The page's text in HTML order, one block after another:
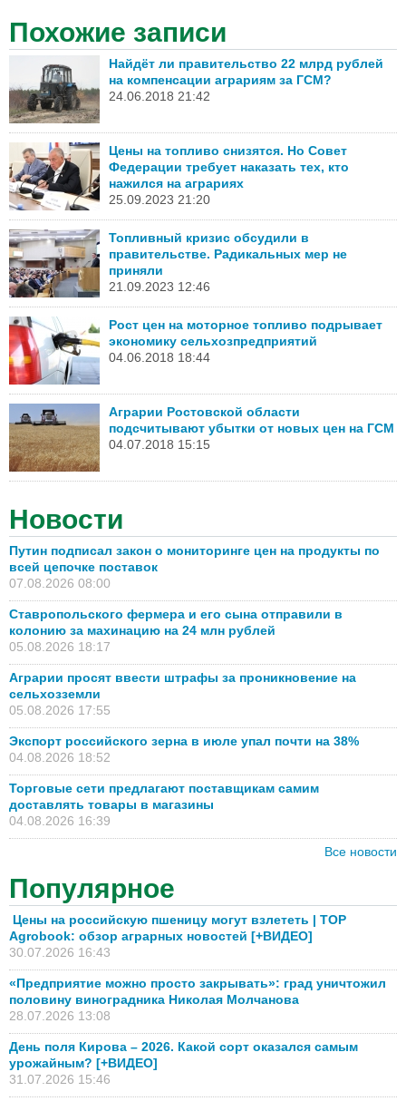
Похожие записи
Найдёт ли правительство 22 млрд рублей
на компенсации аграриям за ГСМ?
24.06.2018 21:42
Цены на топливо снизятся. Но Совет
Федерации требует наказать тех, кто
нажился на аграриях
25.09.2023 21:20
Топливный кризис обсудили в
правительстве. Радикальных мер не
приняли
21.09.2023 12:46
Рост цен на моторное топливо подрывает
экономику сельхозпредприятий
04.06.2018 18:44
Аграрии Ростовской области
подсчитывают убытки от новых цен на ГСМ
04.07.2018 15:15
Новости
Путин подписал закон о мониторинге цен на продукты по
всей цепочке поставок
07.08.2026 08:00
Ставропольского фермера и его сына отправили в
колонию за махинацию на 24 млн рублей
05.08.2026 18:17
Аграрии просят ввести штрафы за проникновение на
сельхозземли
05.08.2026 17:55
Экспорт российского зерна в июле упал почти на 38%
04.08.2026 18:52
Торговые сети предлагают поставщикам самим
доставлять товары в магазины
04.08.2026 16:39
Все новости
Популярное
Цены на российскую пшеницу могут взлететь | TOP
Agrobook: обзор аграрных новостей [+ВИДЕО]
30.07.2026 16:43
«Предприятие можно просто закрывать»: град уничтожил
половину виноградника Николая Молчанова
28.07.2026 13:08
День поля Кирова – 2026. Какой сорт оказался самым
урожайным? [+ВИДЕО]
31.07.2026 15:46